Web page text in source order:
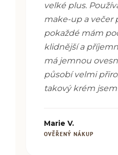
velké plus.
make-up a večer
pokaždé mám
klidnější a
má jemnou
působí velmi
takový krém
Marie V.
OVĚŘENÝ NÁKUP